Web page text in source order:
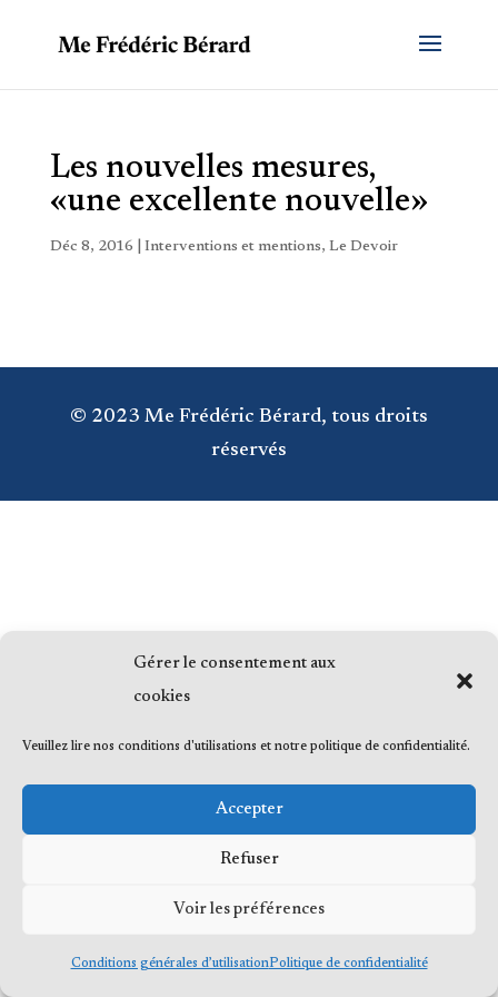
Gérer le consentement aux
cookies
Veuillez lire nos conditions d'utilisations et notre politique de confidentialité.
Accepter
Refuser
Voir les préférences
Conditions générales d’utilisationPolitique de confidentialité
Les nouvelles mesures,
«une excellente nouvelle»
Déc 8, 2016 Interventions et mentions, Le Devoir
© 2023 Me Frédéric Bérard, tous droits
réservés